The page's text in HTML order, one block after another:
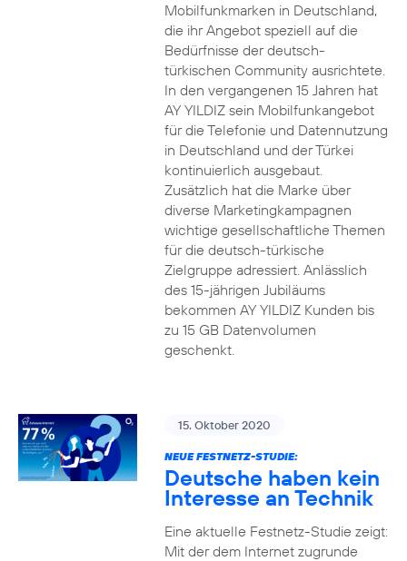
Mobilfunkmarken in Deutschland,
die ihr Angebot speziell auf die
Bedürfnisse der deutsch-
türkischen Community ausrichtete.
In den vergangenen 15 Jahren hat
AY YILDIZ sein Mobilfunkangebot
für die Telefonie und Datennutzung
in Deutschland und der Türkei
kontinuierlich ausgebaut.
Zusätzlich hat die Marke über
diverse Marketingkampagnen
wichtige gesellschaftliche Themen
für die deutsch-türkische
Zielgruppe adressiert. Anlässlich
des 15-jährigen Jubiläums
bekommen AY YILDIZ Kunden bis
zu 15 GB Datenvolumen
geschenkt.
15. Oktober 2020
NEUE FESTNETZ-STUDIE:
Deutsche haben kein
Interesse an Technik
Eine aktuelle Festnetz-Studie zeigt:
Mit der dem Internet zugrunde